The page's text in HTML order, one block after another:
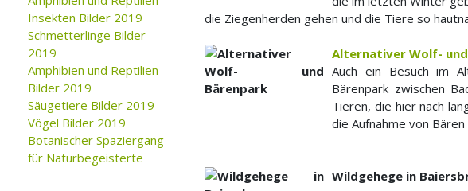
Insekten Bilder 2019
Schmetterlinge Bilder
2019
Amphibien und Reptilien
Bilder 2019
Säugetiere Bilder 2019
Vögel Bilder 2019
Botanischer Spaziergang
für Naturbegeisterte
die Ziegenherden gehen und die Tiere so
Alternativer Wolf- und
Auch ein Besuch im
Bärenpark zwischen
Tieren, die hier nach
die Aufnahme von
Wildgehege in